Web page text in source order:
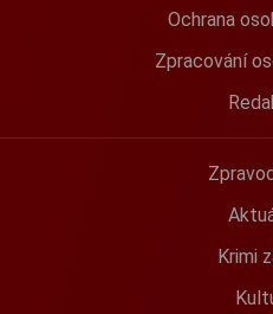
Ochrana
Zpracování
Krimi